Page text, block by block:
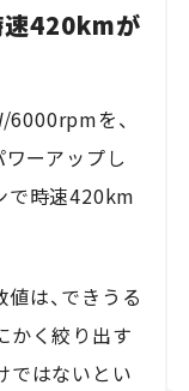
速420kmが
を、
ーアップし
で時速420km
は、できうる
かく絞り出す
ではないとい